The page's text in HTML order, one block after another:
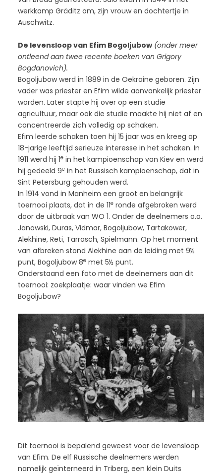
werkkamp Gräditz om, zijn vrouw en dochtertje in
Auschwitz.
De levensloop van Efim Bogoljubow (onder meer
ontleend aan twee recente boeken van Grigory
Bogdanovich).
Bogoljubow werd in 1889 in de Oekraine geboren. Zijn
vader was priester en Efim wilde aanvankelijk priester
worden. Later stapte hij over op een studie
agricultuur, maar ook die studie maakte hij niet af en
concentreerde zich volledig op schaken.
Efim leerde schaken toen hij 15 jaar was en kreeg op
18-jarige leeftijd serieuze interesse in het schaken. In
1911 werd hij 1ein het kampioenschap van Kiev en werd
hij gedeeld 9ein het Russisch kampioenschap, dat in
Sint Petersburg gehouden werd.
In 1914 vond in Manheim een groot en belangrijk
toernooi plaats, dat in de 11eronde afgebroken werd
door de uitbraak van WO 1. Onder de deelnemers o.a.
Janowski, Duras, Vidmar, Bogoljubow, Tartakower,
Alekhine, Reti, Tarrasch, Spielmann. Op het moment
van afbreken stond Alekhine aan de leiding met 9½
punt, Bogoljubow 8emet 5½ punt.
Onderstaand een foto met de deelnemers aan dit
toernooi: zoekplaatje: waar vinden we Efim
Bogoljubow?
Dit toernooi is bepalend geweest voor de levensloop
van Efim. De elf Russische deelnemers werden
namelijk geïnterneerd in Triberg, een klein Duits